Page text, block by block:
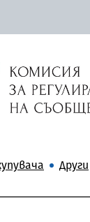
Други